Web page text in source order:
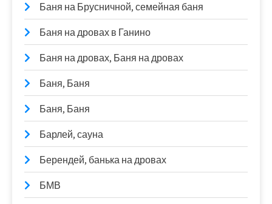
Баня на Брусничной, семейная баня
Баня на дровах в Ганино
Баня на дровах, Баня на дровах
Баня, Баня
Баня, Баня
Барлей, сауна
Берендей, банька на дровах
БМВ